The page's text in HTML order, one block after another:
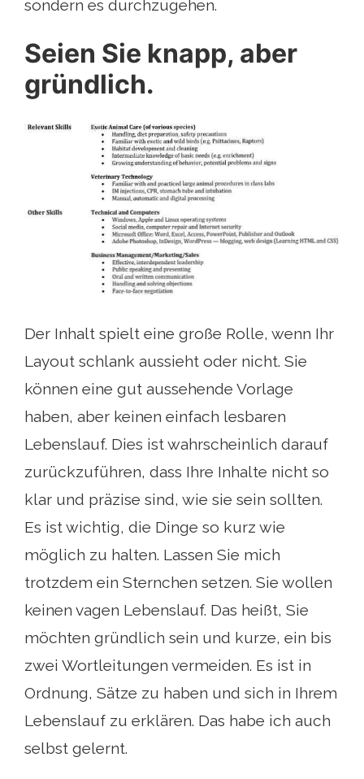
sondern es durchzugehen.
Seien Sie knapp, aber
gründlich.
Der Inhalt spielt eine große Rolle, wenn Ihr
Layout schlank aussieht oder nicht. Sie
können eine gut aussehende Vorlage
haben, aber keinen einfach lesbaren
Lebenslauf. Dies ist wahrscheinlich darauf
zurückzuführen, dass Ihre Inhalte nicht so
klar und präzise sind, wie sie sein sollten.
Es ist wichtig, die Dinge so kurz wie
möglich zu halten. Lassen Sie mich
trotzdem ein Sternchen setzen. Sie wollen
keinen vagen Lebenslauf. Das heißt, Sie
möchten gründlich sein und kurze, ein bis
zwei Wortleitungen vermeiden. Es ist in
Ordnung, Sätze zu haben und sich in Ihrem
Lebenslauf zu erklären. Das habe ich auch
selbst gelernt.